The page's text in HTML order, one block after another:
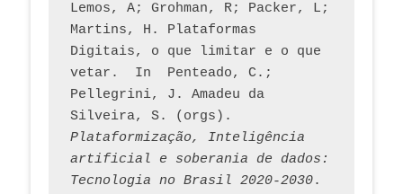
Lemos, A; Grohman, R; Packer, L;
Martins, H. Plataformas
Digitais, o que limitar e o que
vetar.  In  Penteado, C.;
Pellegrini, J. Amadeu da
Plataformização, Inteligência
artificial e soberania de dados:
Tecnologia no Brasil 2020-2030.